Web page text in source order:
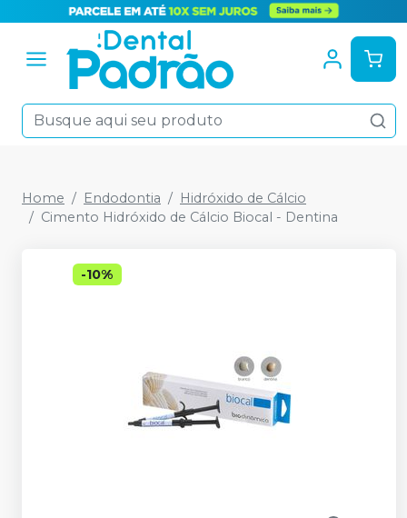
Home Endodontia
Hidróxido de Cálcio
Cimento Hidróxido de Cálcio Biocal - Dentina
-10%